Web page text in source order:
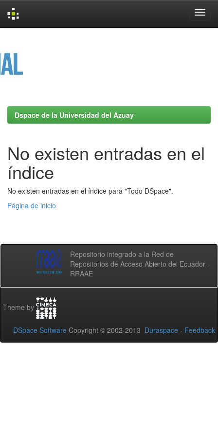
Dspace de la Universidad del Azuay
No existen entradas en el
índice
No existen entradas en el índice para "Todo DSpace".
Página de inicio
Repositorio integrado a la Red de
Repositorios de Acceso Abierto del Ecuador -
RRAAE
Theme by
DSpace Software Copyright © 2002-2013 Duraspace - Feedback